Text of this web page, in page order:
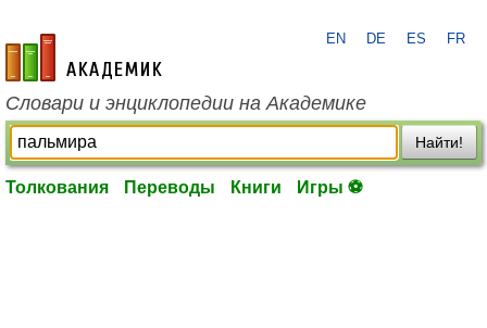
academic.ru
EN DE ES FR
Словари и энциклопедии на Академике
Найти!
Толкования Переводы Книги Игры ⚽